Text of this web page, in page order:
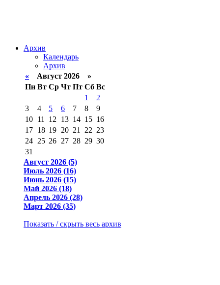
Архив
Календарь
Архив
« Август 2026 »
Пн Вт Ср Чт Пт Сб Вс
1
2
3
4 5 6 7 8
9
10 11 12 13 14 15 16
17 18 19 20 21 22 23
24 25 26 27 28 29 30
31
Август 2026 (5)
Июль 2026 (16)
Июнь 2026 (15)
Май 2026 (18)
Апрель 2026 (28)
Март 2026 (35)
Показать / скрыть весь архив